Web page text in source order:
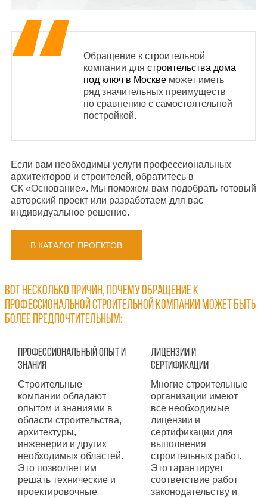
Обращение к строительной
компании для строительства дома
под ключ в Москве может иметь
ряд значительных преимуществ
по сравнению с самостоятельной
постройкой.
Если вам необходимы услуги профессиональных
архитекторов и строителей, обратитесь в
СК «Основание». Мы поможем вам подобрать готовый
авторский проект или разработаем для вас
индивидуальное решение.
В КАТАЛОГ ПРОЕКТОВ
Вот несколько причин, почему обращение к
профессиональной строительной компании может быть
более предпочтительным:
Профессиональный опыт и
знания
Строительные
компании обладают
опытом и знаниями в
области строительства,
архитектуры,
инженерии и других
необходимых областей.
Это позволяет им
решать технические и
проектировочные
Лицензии и
сертификации
Многие строительные
организации имеют
все необходимые
лицензии и
сертификации для
выполнения
строительных работ.
Это гарантирует
соответствие работ
законодательству и